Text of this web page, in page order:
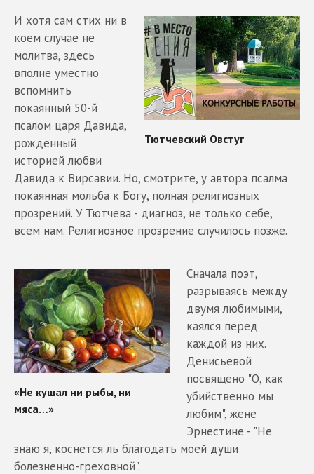
И хотя сам стих ни в
коем случае не
молитва, здесь
вполне уместно
вспомнить
покаянный 50-й
псалом царя Давида,
рожденный
историей любви
Давида к Вирсавии. Но, смотрите, у автора псалма
покаянная мольба к Богу, полная религиозных
прозрений. У Тютчева - диагноз, не только себе,
всем нам. Религиозное прозрение случилось позже.
Сначала поэт,
разрываясь между
двумя любимыми,
каялся перед
каждой из них.
Денисьевой
посвящено "О, как
убийственно мы
любим", жене
Эрнестине - "Не
знаю я, коснется ль благодать моей души
болезненно-греховной".